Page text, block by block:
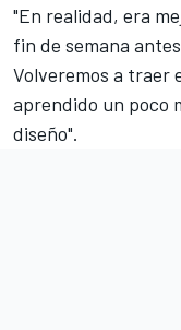
"En realidad, era
fin de semana
Volveremos a traer
aprendido un poco
diseño".